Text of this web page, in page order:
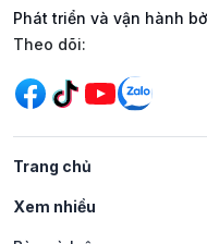
Phát triển và vận hành
Mạng xã hội
Theo dõi:
Trang chủ
Xem nhiều